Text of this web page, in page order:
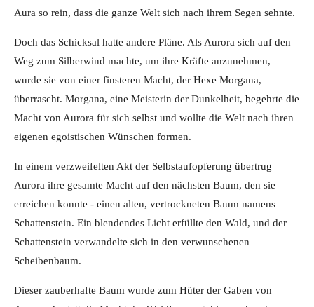
Aura so rein, dass die ganze Welt sich nach ihrem Segen sehnte.
Doch das Schicksal hatte andere Pläne. Als Aurora sich auf den
Weg zum Silberwind machte, um ihre Kräfte anzunehmen,
wurde sie von einer finsteren Macht, der Hexe Morgana,
überrascht. Morgana, eine Meisterin der Dunkelheit, begehrte die
Macht von Aurora für sich selbst und wollte die Welt nach ihren
eigenen egoistischen Wünschen formen.
In einem verzweifelten Akt der Selbstaufopferung übertrug
Aurora ihre gesamte Macht auf den nächsten Baum, den sie
erreichen konnte - einen alten, vertrockneten Baum namens
Schattenstein. Ein blendendes Licht erfüllte den Wald, und der
Schattenstein verwandelte sich in den verwunschenen
Scheibenbaum.
Dieser zauberhafte Baum wurde zum Hüter der Gaben von